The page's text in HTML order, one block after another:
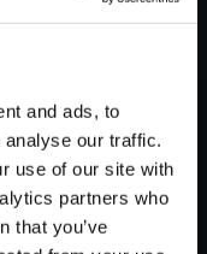
and ads, to
our traffic.
use of our site with
partners who
that you’ve
の際には、通信環境
ターハンターラ
サウンドトラッ